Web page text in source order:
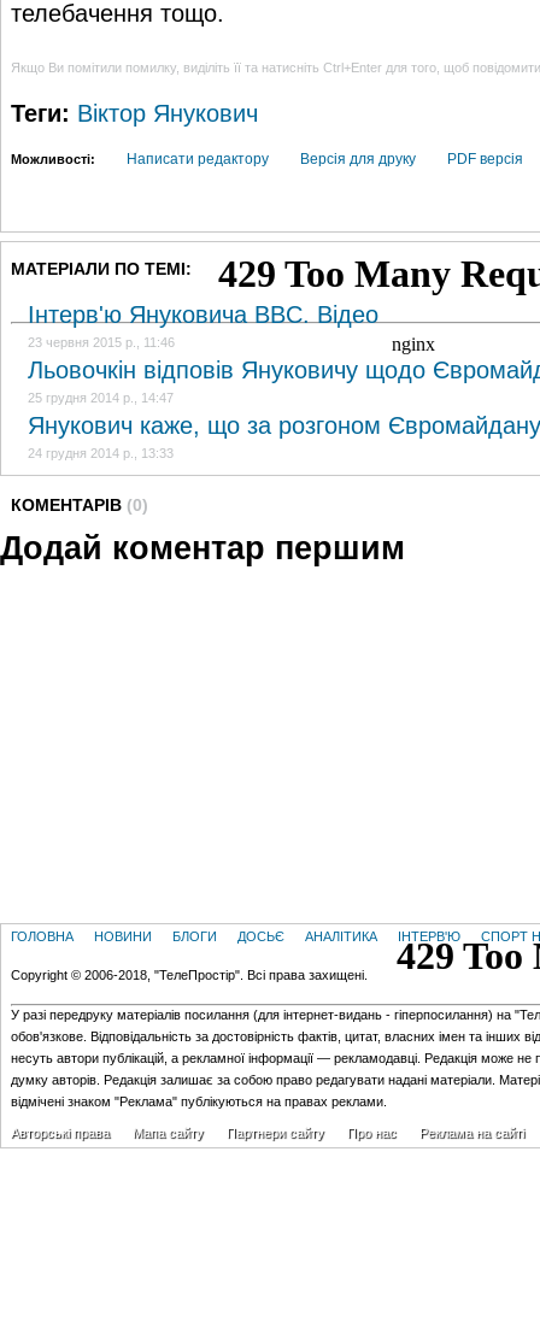
телебачення тощо.
Якщо Ви помітили помилку, виділіть її та натисніть Ctrl+Enter для того, щоб
Теги: Віктор Янукович
Можливості: Написати редактору Версія для друку PDF версія
МАТЕРІАЛИ ПО ТЕМІ:
Інтерв'ю Януковича BBC. Відео
23 червня 2015 р., 11:46
Льовочкін відповів Януковичу щодо
25 грудня 2014 р., 14:47
Янукович каже, що за розгоном Євромайдану
24 грудня 2014 р., 13:33
КОМЕНТАРІВ (0)
Додай коментар першим
ГОЛОВНА НОВИНИ БЛОГИ ДОСЬЄ АНАЛІТИКА ІНТЕРВ'Ю СПОРТ
Copyright © 2006-2018, "ТелеПростір". Всі права захищені.
У разі передруку матеріалів посилання (для iнтернет-видань - гiперпосилання) на
обов'язкове. Відповідальність за достовірність фактів, цитат, власних імен та інших
несуть автори публікацій, а рекламної інформації — рекламодавці. Редакція може не
думку авторів. Редакція залишає за собою право редагувати надані матеріали.
відмічені знаком "Реклама" публікуються на правах реклами.
Авторські права Мапа сайту Партнери сайту Про нас Реклама на сайті